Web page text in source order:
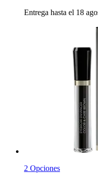
Entrega hasta el 18
2 Opciones